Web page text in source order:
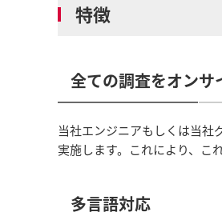
特徴
全ての調査をオンサ
当社エンジニアもしくは当社
実施します。これにより、こ
多言語対応